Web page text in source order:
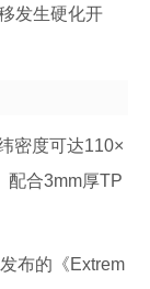
发生硬化开
密度可达110×
配合3mm厚TP
布的《Extrem